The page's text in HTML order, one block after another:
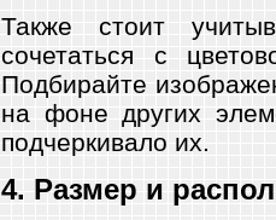
Также стоит
сочетаться с
Подбирайте
на фоне других
подчеркивало их.
4. Размер и